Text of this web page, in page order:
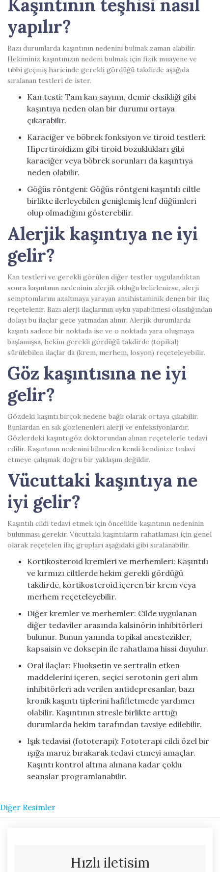
Kaşıntının teşhisi nasıl
yapılır?
Bazı durumlarda kaşıntının nedenini bulmak zaman alabilir.
Hekiminiz kaşıntınızın nedeni bulmak için fizik muayene ve
tıbbi geçmiş haricinde gerekli gördüğü takdirde aşağıda
sıralanan testleri de ister.
Kan testi: Tam kan sayımı, demir eksikliği gibi
kaşıntıya neden olan bir durumu ortaya
çıkarabilir.
Karaciğer ve böbrek fonksiyon ve tiroid testleri:
Hipertiroidizm gibi tiroid bozuklukları gibi
karaciğer veya böbrek sorunları da kaşıntıya
neden olabilir.
Göğüs röntgeni: Göğüs röntgeni kaşıntılı ciltle
birlikte ilerleyebilen genişlemiş lenf düğümleri
olup olmadığını gösterebilir.
Alerjik kaşıntıya ne iyi
gelir?
Kan testleri ve gerekli görülen diğer testler uygulandıktan
sonra kaşıntının nedeninin alerjik olduğu belirlenirse, alerji
semptomlarını azaltmaya yarayan antihistaminik denen bir ilaç
reçetelenir. Bazı alerji ilaçlarının uyku yapabilmesi olasılığından
dolayı bu ilaçlar gece yatmadan alınır. Alerjik durumlarda
kaşıntı sadece bir noktada ise ve o noktada yara oluşmaya
başlamışsa, hekim gerekli gördüğü takdirde (topikal)
sürülebilen ilaçlar da (krem, merhem, losyon) reçeteleyebilir.
Göz kaşıntısına ne iyi
gelir?
Gözdeki kaşıntı birçok nedene bağlı olarak ortaya çıkabilir.
Bunlardan en sık gözlenenleri alerji ve enfeksiyonlardır.
Gözlerdeki kaşıntı göz doktorundan alınan reçetelerle tedavi
edilir. Kaşıntının nedenini bilmeden kendi kendinize tedavi
etmeye çalışmak doğru bir yaklaşım değildir.
Vücuttaki kaşıntıya ne
iyi gelir?
Kaşıntılı cildi tedavi etmek için öncelikle kaşıntının nedeninin
bulunması gerekir. Vücuttaki kaşıntıların rahatlaması için genel
olarak reçetelen ilaç grupları aşağıdaki gibi sıralanabilir.
Kortikosteroid kremleri ve merhemleri: Kaşıntılı
ve kırmızı ciltlerde hekim gerekli gördüğü
takdirde, kortikosteroid içeren bir krem ​​veya
merhem reçeteleyebilir.
Diğer kremler ve merhemler: Cilde uygulanan
diğer tedaviler arasında kalsinörin inhibitörleri
bulunur. Bunun yanında topikal anestezikler,
kapsaisin ve doksepin ile rahatlama hissi duyulur.
Oral ilaçlar: Fluoksetin ve sertralin etken
maddelerini içeren, seçici serotonin geri alım
inhibitörleri adı verilen antidepresanlar, bazı
kronik kaşıntı tiplerini hafifletmede yardımcı
olabilir. Kaşıntının stresle birlikte arttığı
durumlarda hekim tarafından tavsiye edilebilir.
Işık tedavisi (fototerapi): Fototerapi cildi özel bir
ışığa maruz bırakarak tedavi etmeyi amaçlar.
Kaşıntı kontrol altına alınana kadar çoklu
seanslar programlanabilir.
Diğer Resimler
Hızlı iletisim